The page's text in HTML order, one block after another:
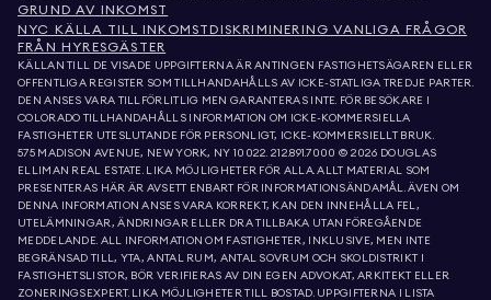
GRUND AV INKOMST
NYC KÄLLA TILL INKOMSTDISKRIMINERING VANLIGA FRÅGOR
FRÅN HYRESGÄSTER
KÄLLAN TILL DE VISADE UPPGIFTERNA ÄR ANTINGEN FASTIGHETSÄGAREN ELLER
OFFENTLIGA REGISTER SOM TILLHANDAHÅLLS AV ICKE-STATLIGA TREDJE PARTER.
DEN ANSES VARA TILLFÖRLITLIG MEN GARANTERAS INTE. FÖR BESÖKARE I
COLORADO TILLHANDAHÅLLS INFORMATION OM ICKE-KOMMERSIELLA
FASTIGHETER UTESLUTANDE FÖR PERSONLIGT, ICKE-KOMMERSIELLT BRUK.
575 MADISON AVENUE, NEW YORK, NY 10022.212.891.7000 © 2026 DOUGLAS
ELLIMAN REAL ESTATE. LIKA MÖJLIGHETER FÖR ALLA. ALLT MATERIAL SOM
PRESENTERAS HÄR ÄR AVSETT ENBART FÖR INFORMATIONSÄNDAMÅL. ÄVEN OM
DENNA INFORMATION ANSES VARA KORREKT, KAN DEN INNEHÅLLA FEL,
UTELÄMNINGAR, ÄNDRINGAR ELLER DRA TILLBAKA UTAN FÖREGÅENDE
MEDDELANDE. ALL INFORMATION OM FASTIGHETER, INKLUSIVE, MEN INTE
BEGRÄNSAD TILL, YTA, ANTAL RUM, ANTAL SOVRUM OCH SKOLDISTRIKT I
FASTIGHETSLISTOR, BÖR VERIFIERAS AV DIN EGEN ADVOKAT, ARKITEKT ELLER
ZONERINGSEXPERT. LIKA MÖJLIGHETER TILL BOSTAD. UPPGIFTERNA I LISTA